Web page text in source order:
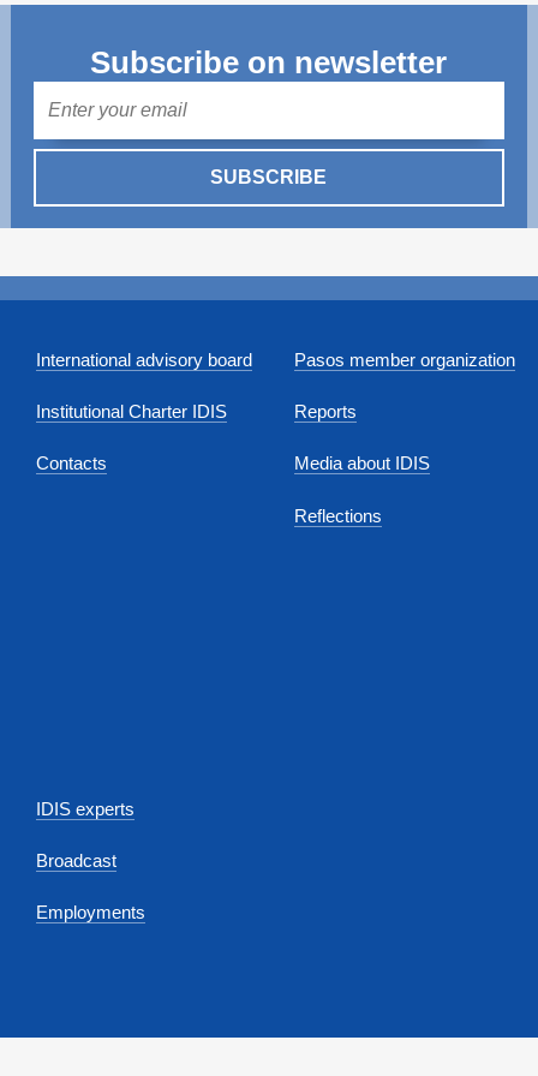
The best and the worst local policies in Moldova
Democracy, independence and transparency of key
public institutions in Moldova
Integrity of public procurement in Moldova
Subscribe on newsletter
SUBSCRIBE
International advisory board
Institutional Charter IDIS
Contacts
Pasos member organization
Reports
Media about IDIS
Reflections
IDIS experts
Broadcast
Employments